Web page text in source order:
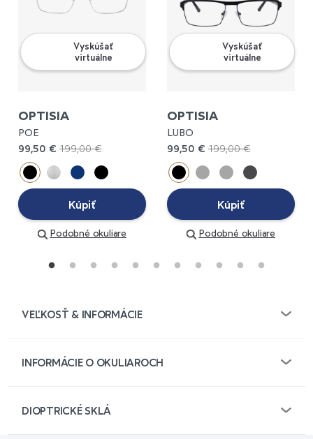
Vyskúšať
virtuálne
OPTISIA
POE
99,50 € 199,00 €
Kúpiť
Podobné okuliare
Vyskúšať
virtuálne
OPTISIA
LUBO
99,50 € 199,00 €
Kúpiť
Podobné okuliare
VEĽKOSŤ & INFORMÁCIE
INFORMÁCIE O OKULIAROCH
DIOPTRICKÉ SKLÁ